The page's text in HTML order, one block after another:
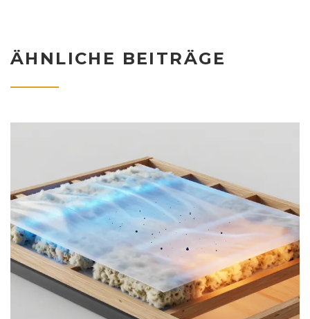
ÄHNLICHE BEITRÄGE